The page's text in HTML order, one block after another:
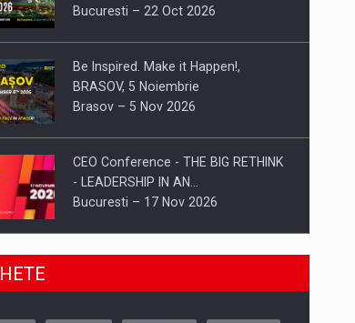
Bucuresti – 22 Oct 2026
Be Inspired. Make it Happen!,
BRASOV, 5 Noiembrie
Brasov – 5 Nov 2026
CEO Conference - THE BIG RETHINK
- LEADERSHIP IN AN…
Bucuresti – 17 Nov 2026
Be Inspired. Make it Happen!, CLUJ, 9